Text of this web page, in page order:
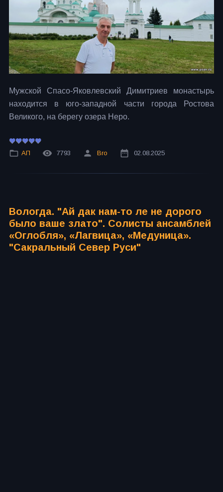
Мужской Спасо-Яковлевский Димитриев монастырь
находится в юго-западной части города Ростова
Великого, на берегу озера Неро.
АП 7793 Bro 02.08.2025
Вологда. "Ай дак нам-то ле не дорого
было ваше злато". Солисты ансамблей
«Оглобля», «Лагвица», «Медуница».
"Сакральный Север Руси"